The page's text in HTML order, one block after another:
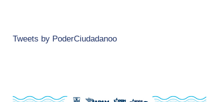
Tweets by PoderCiudadanoo